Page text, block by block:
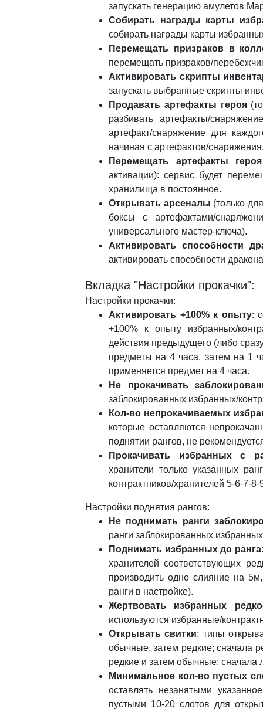
запускать генерацию амулетов
Собирать награды карты
собирать награды карты
Перемещать призраков в
перемещать призраков/
Активировать скрипты
запускать выбранные скрипты
Продавать артефакты героя
разбивать артефакты/
артефакт/снаряжение для
начиная с артефактов/
Перемещать артефакты
активации): сервис будет
хранилища в постоянное.
Открывать арсеналы (только
боксы с артефактами/
универсального мастер-ключа).
Активировать способности
активировать способности
Вкладка "Настройки прокачки":
Настройки прокачки:
Активировать +100% к опыту:
+100% к опыту избранных/
действия предыдущего (либо
предметы на 4 часа, затем на 1
применяется предмет на 4 часа.
Не прокачивать
заблокированных избранных/
Кол-во непрокачиваемых
которые оставляются
поднятии рангов, не
Прокачивать избранных с
хранители только указанных
контрактников/хранителей 5-6-7-
Настройки поднятия рангов:
Не поднимать ранги
ранги заблокированных
Поднимать избранных до ранга
хранителей соответствующих
производить одно слияние на
ранги в настройке).
Жертвовать избранных
используются избранные/
Открывать свитки: типы
обычные, затем редкие; сначала
редкие и затем обычные; сначала
Минимальное кол-во пустых
оставлять незанятыми
пустыми 10-20 слотов для